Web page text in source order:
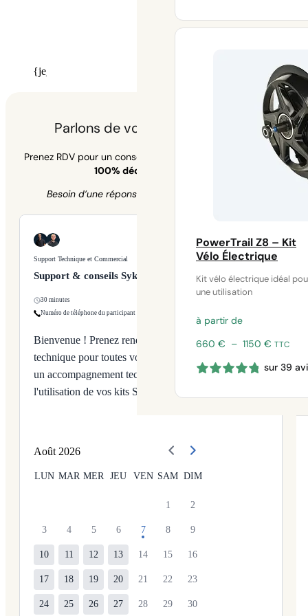
à
PowerTrail Z8 – Kit
Vélo Électrique
Kit vélo électrique idéal
une utilisation
à partir de
660 € – 1150 € Plage
prix :
à
TTC
sur 39
{je_installer_installer_calendly}
Parlons de votre projet vélo 🚲
Prenez RDV pour un conseil personnalisé —
zéro attente,
100% dédié à votre vélo.
Besoin d’une réponse rapide ?
Support Technique et Commercial
Support & conseils Syklo
30 minutes
Numéro de téléphone du participant
Bienvenue ! Prenez rendez-vous avec notre équipe
technique pour toutes vos questions sur nos produits,
un accompagnement technique ou une aide à
l'utilisation de vos kits Syklo.
Août2026
LUN MAR MER JEU VEN SAM DIM
1 2
3 4 5 6 7 8 9
10 11 12 13 14 15 16
17 18 19 20 21 22 23
24 25 26 27 28 29 30